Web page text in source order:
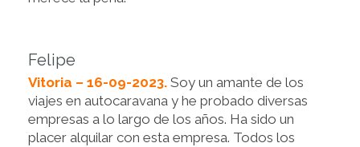
Felipe
Vitoria – 16-09-2023. Soy un amante de los
viajes en autocaravana y he probado diversas
empresas a lo largo de los años. Ha sido un
placer alquilar con esta empresa. Todos los